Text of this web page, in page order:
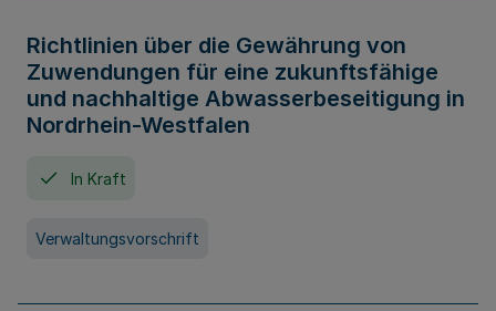
Richtlinien über die Gewährung von
Zuwendungen für eine zukunftsfähige
und nachhaltige Abwasserbeseitigung in
Nordrhein-Westfalen
In Kraft
Verwaltungsvorschrift